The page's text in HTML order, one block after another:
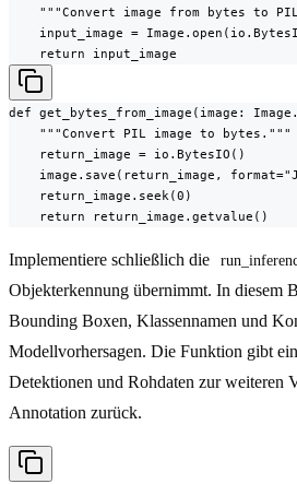
"""Convert image from bytes to
input_image =
    return input_image
def get_bytes_from_image(image:
    """Convert PIL image to bytes."""
    return_image = io.BytesIO()
image.save(return_image,
    return_image.seek(0)
    return return_image.getvalue()
Implementiere schließlich die
Objekterkennung übernimmt. In diesem
Bounding Boxen, Klassennamen und
Modellvorhersagen. Die Funktion gibt
Detektionen und Rohdaten zur weiteren
Annotation zurück.